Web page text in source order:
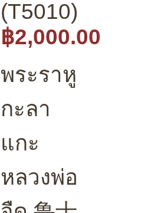
(T5010)
฿2,000.00
พระราหู
กะลา
แกะ
หลวงพ่อ